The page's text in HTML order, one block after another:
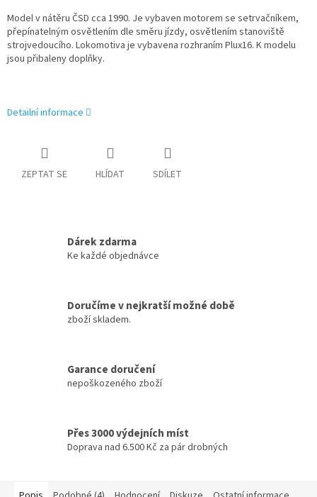
Model v nátěru ČSD cca 1990. Je vybaven motorem se setrvačníkem,
přepínatelným osvětlením dle směru jízdy, osvětlením stanoviště
strojvedoucího. Lokomotiva je vybavena rozhraním Plux16. K modelu
jsou přibaleny doplňky.
Detailní informace
ZEPTAT SE HLÍDAT SDÍLET
Dárek zdarma
Ke každé objednávce
Doručíme v nejkratší možné době
zboží skladem.
Garance doručení
nepoškozeného zboží
Přes 3000 výdejních míst
Doprava nad 6.500 Kč za pár drobných